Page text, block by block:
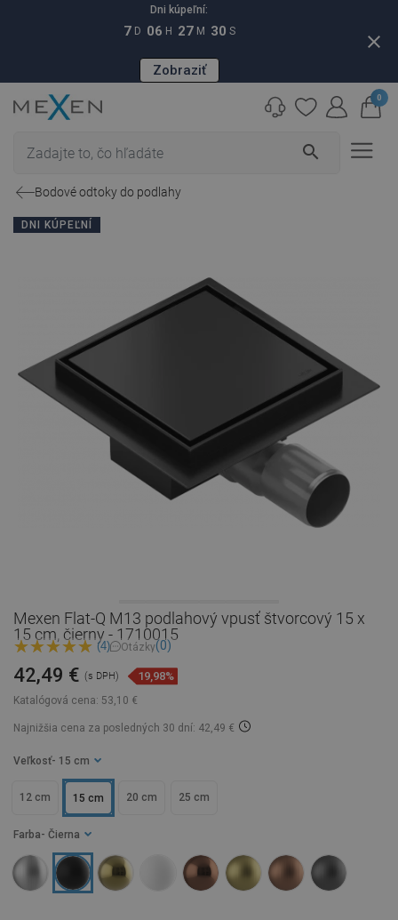
Dni kúpeľní:
7 D 06 H 27 M 29 S
Zobraziť
close
search
0
Bodové odtoky do podlahy
DNI KÚPEĽNÍ
Mexen Flat-Q M13 podlahový vpusť štvorcový 15 x
15 cm, čierny - 1710015
(4) Otázky(0)
Katalógová cena: 53,10 €
42,49 € (s DPH) 19,98%
Najnižšia cena za posledných 30 dní: 42,49 €
Veľkosť - 15 cm
12 cm 15 cm 20 cm 25 cm
Farba - Čierna